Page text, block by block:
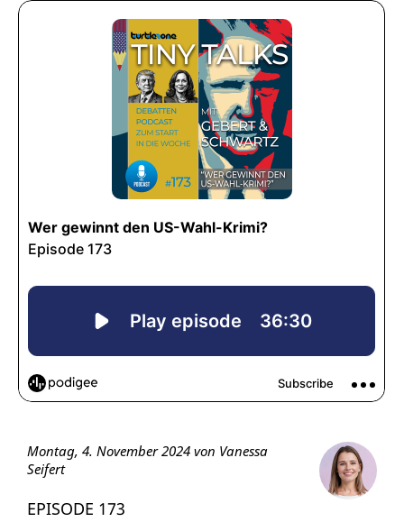
Montag, 4. November 2024 von Vanessa
Seifert
EPISODE 173